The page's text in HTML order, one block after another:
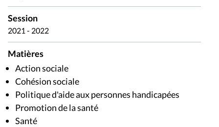
Session
2021 - 2022
Matières
Action sociale
Cohésion sociale
Politique d'aide aux personnes handicapées
Promotion de la santé
Santé